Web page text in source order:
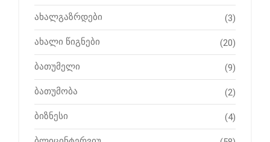
ახალგაზრდები (3)
ახალი წიგნები (20)
ბათუმელი (9)
ბათუმობა (2)
ბიზნესი (4)